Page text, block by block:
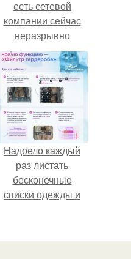
есть сетевой
компании сейчас
неразрывно
связана с создание
своего контента,
своей страницы в
соц сетях.
Надоело каждый
раз листать
бесконечные
списки одежды и
кусочкам?